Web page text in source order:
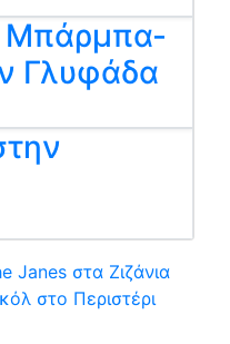
Μπάρμπα-
Γλυφάδα
Janes στα Ζιζάνια
στο Περιστέρι